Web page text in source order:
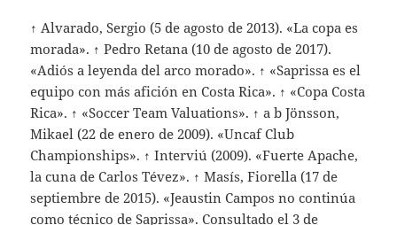
↑ Alvarado, Sergio (5 de agosto de 2013). «La copa es
morada». ↑ Pedro Retana (10 de agosto de 2017).
«Adiós a leyenda del arco morado». ↑ «Saprissa es el
equipo con más afición en Costa Rica». ↑ «Copa Costa
Rica». ↑ «Soccer Team Valuations». ↑ a b Jönsson,
Mikael (22 de enero de 2009). «Uncaf Club
Championships». ↑ Interviú (2009). «Fuerte Apache,
la cuna de Carlos Tévez». ↑ Masís, Fiorella (17 de
septiembre de 2015). «Jeaustin Campos no continúa
como técnico de Saprissa». Consultado el 3 de